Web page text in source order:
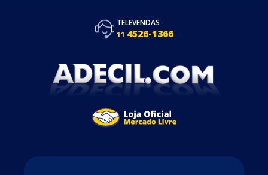
TELEVENDAS
11 4526-1366